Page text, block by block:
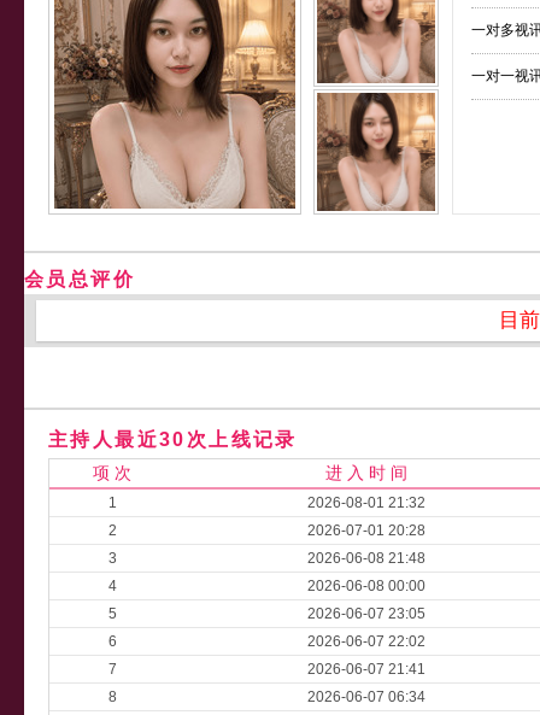
一对多视
一对一视
会员总评价
目
主持人最近30次上线记录
项 次 进 入 时 间
1
2026-08-01 21:32
2
2026-07-01 20:28
3
2026-06-08 21:48
4
2026-06-08 00:00
5
2026-06-07 23:05
6
2026-06-07 22:02
7
2026-06-07 21:41
8
2026-06-07 06:34